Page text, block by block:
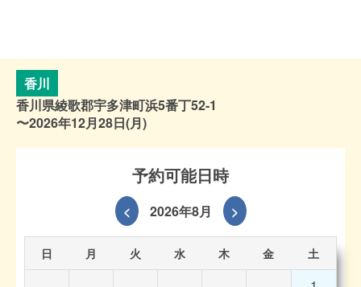
香川
香川県綾歌郡宇多津町浜5番丁52-1
〜2026年12月28日(月)
予約可能日時
< 2026年8月 >
日 月 火 水 木 金 土